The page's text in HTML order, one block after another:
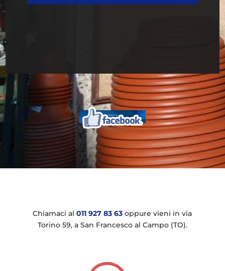
Chiamaci al011 927 83 63 oppure vieni in via
Torino 59, a San Francesco al Campo (TO).